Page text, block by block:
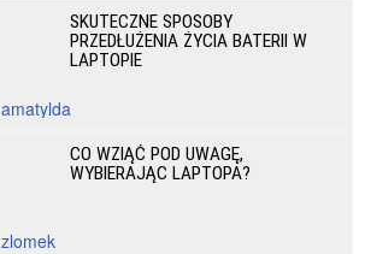
SKUTECZNE SPOSOBY
PRZEDŁUŻENIA ŻYCIA BATERII W
LAPTOPIE
amatylda
CO WZIĄĆ POD UWAGĘ,
WYBIERAJĄC LAPTOPA?
zlomek